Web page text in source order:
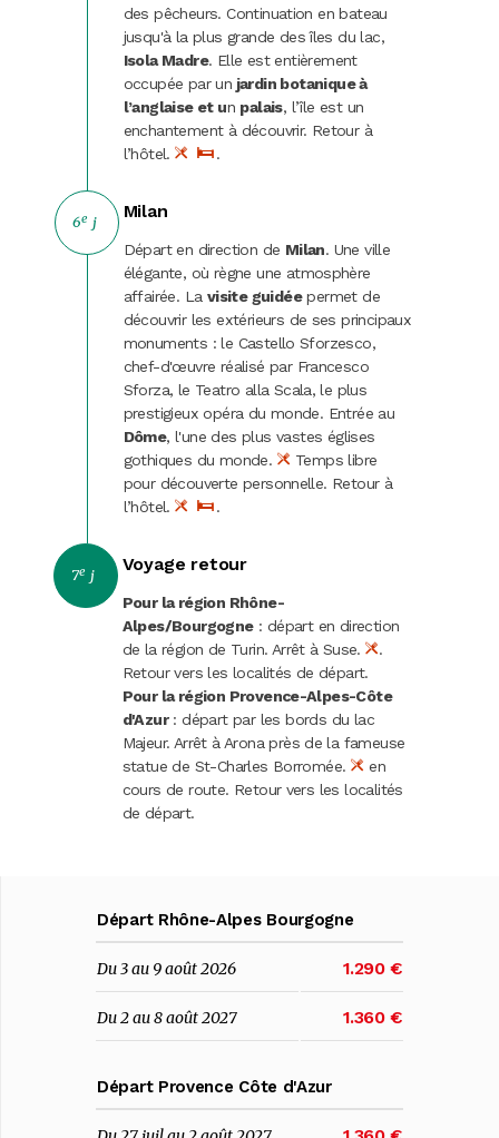
des pêcheurs. Continuation en bateau
jusqu'à la plus grande des îles du lac,
Isola Madre. Elle est entièrement
occupée par un jardin botanique à
l’anglaise et un palais, l’île est un
enchantement à découvrir. Retour à
l’hôtel.
.
6e j
Milan
Départ en direction de Milan. Une ville
élégante, où règne une atmosphère
affairée. La visite guidéepermet de
découvrir les extérieurs de ses principaux
monuments : le Castello Sforzesco,
chef-d'œuvre réalisé par Francesco
Sforza, le Teatro alla Scala, le plus
prestigieux opéra du monde. Entrée au
Dôme, l'une des plus vastes églises
gothiques du monde.
Temps libre
pour découverte personnelle. Retour à
l’hôtel.
.
7e j
Voyage retour
Pour la région Rhône-
Alpes/Bourgogne: départ en direction
de la région de Turin. Arrêt à Suse.
.
Retour vers les localités de départ.
Pour la région Provence-Alpes-Côte
d'Azur: départ par les bords du lac
Majeur. Arrêt à Arona près de la fameuse
statue de St-Charles Borromée.
en
cours de route. Retour vers les localités
de départ.
Départ Rhône-Alpes Bourgogne
Du 3 au 9 août 2026 1.290 €
Du 2 au 8 août 2027 1.360 €
Départ Provence Côte d'Azur